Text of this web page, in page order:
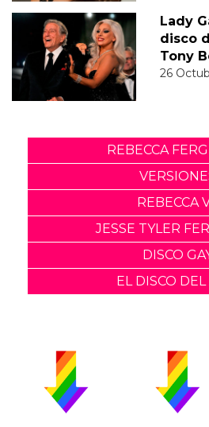
Lady
disco
Tony
26
REBECCA
REBECCA
JESSE TYLER
DISCO
EL DISCO